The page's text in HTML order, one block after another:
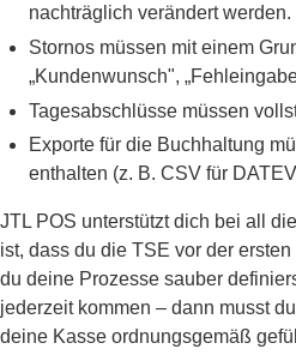
nachträglich verändert werden.
Stornos müssen mit einem
„Kundenwunsch",
Tagesabschlüsse müssen
Exporte für die Buchhaltung
enthalten (z. B. CSV für
JTL POS unterstützt dich bei all
ist, dass du die TSE vor der
du deine Prozesse sauber
jederzeit kommen – dann musst
deine Kasse ordnungsgemäß